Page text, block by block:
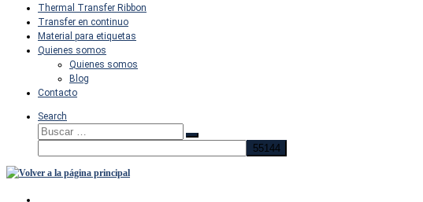
Thermal Transfer Ribbon
Transfer en continuo
Material para etiquetas
Quienes somos
Quienes somos
Blog
Contacto
Search
Buscar
Buscar